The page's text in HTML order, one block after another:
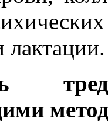
лактации.